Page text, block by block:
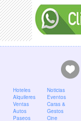
Hoteles
Alquileres
Ventas
Autos
Paseos
Noticias
Eventos
Caras &
Gestos
Cine